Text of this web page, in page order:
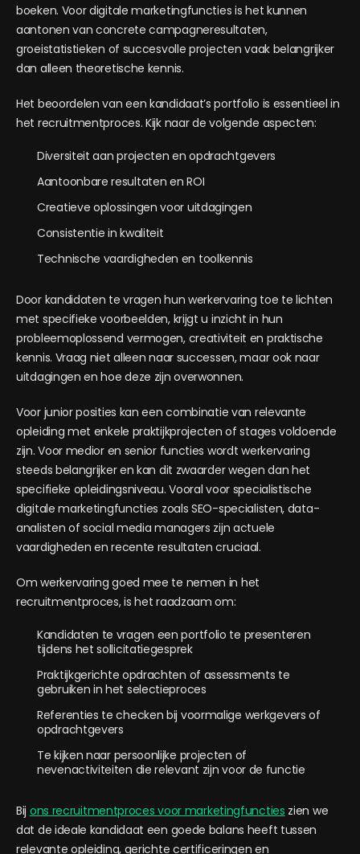
boeken. Voor digitale marketingfuncties is het kunnen
aantonen van concrete campagneresultaten,
groeistatistieken of succesvolle projecten vaak belangrijker
dan alleen theoretische kennis.
Het beoordelen van een kandidaat’s portfolio is essentieel in
het recruitmentproces. Kijk naar de volgende aspecten:
Diversiteit aan projecten en opdrachtgevers
Aantoonbare resultaten en ROI
Creatieve oplossingen voor uitdagingen
Consistentie in kwaliteit
Technische vaardigheden en toolkennis
Door kandidaten te vragen hun werkervaring toe te lichten
met specifieke voorbeelden, krijgt u inzicht in hun
probleemoplossend vermogen, creativiteit en praktische
kennis. Vraag niet alleen naar successen, maar ook naar
uitdagingen en hoe deze zijn overwonnen.
Voor junior posities kan een combinatie van relevante
opleiding met enkele praktijkprojecten of stages voldoende
zijn. Voor medior en senior functies wordt werkervaring
steeds belangrijker en kan dit zwaarder wegen dan het
specifieke opleidingsniveau. Vooral voor specialistische
digitale marketingfuncties zoals SEO-specialisten, data-
analisten of social media managers zijn actuele
vaardigheden en recente resultaten cruciaal.
Om werkervaring goed mee te nemen in het
recruitmentproces, is het raadzaam om:
Kandidaten te vragen een portfolio te presenteren
tijdens het sollicitatiegesprek
Praktijkgerichte opdrachten of assessments te
gebruiken in het selectieproces
Referenties te checken bij voormalige werkgevers of
opdrachtgevers
Te kijken naar persoonlijke projecten of
nevenactiviteiten die relevant zijn voor de functie
Bij ons recruitmentproces voor marketingfuncties zien we
dat de ideale kandidaat een goede balans heeft tussen
relevante opleiding, gerichte certificeringen en